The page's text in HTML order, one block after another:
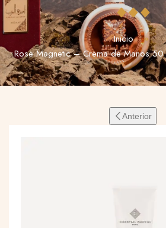
Inicio
Rose Magnetic – Crema de Manos 50
Anterior